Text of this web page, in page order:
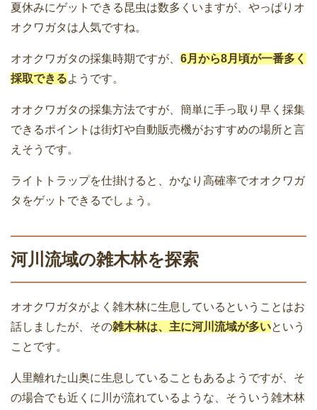
夏休みにゲットできる昆虫は数多くいますが、やっぱりオ
オクワガタは人気ですね。
オオクワガタの採集時期ですが、 6月から8月頃が一番多く
採取できるようです。
オオクワガタの採集方法ですが、簡単に手っ取り早く採集
できるポイントは街灯や自動販売機がおすすめの場所と言
えそうです。
ライトトラップを仕掛けると、かなり高確率でオオクワガ
タをゲットできるでしょう。
河川流域の雑木林を探索
オオクワガタがよく雑木林に生息しているということはお
話しましたが、その雑木林は、主に河川流域が多いという
ことです。
人里離れた山奥に生息していることもあるようですが、そ
の場合でも近くに川が流れているような、そういう雑木林